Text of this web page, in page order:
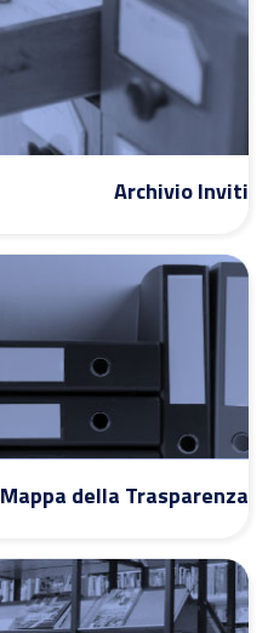
Archivio Inviti
Mappa della Trasparenza